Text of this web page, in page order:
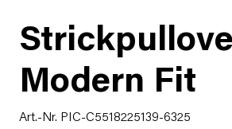
Modern Fit
Art.-Nr. PIC-C5518225139-6325